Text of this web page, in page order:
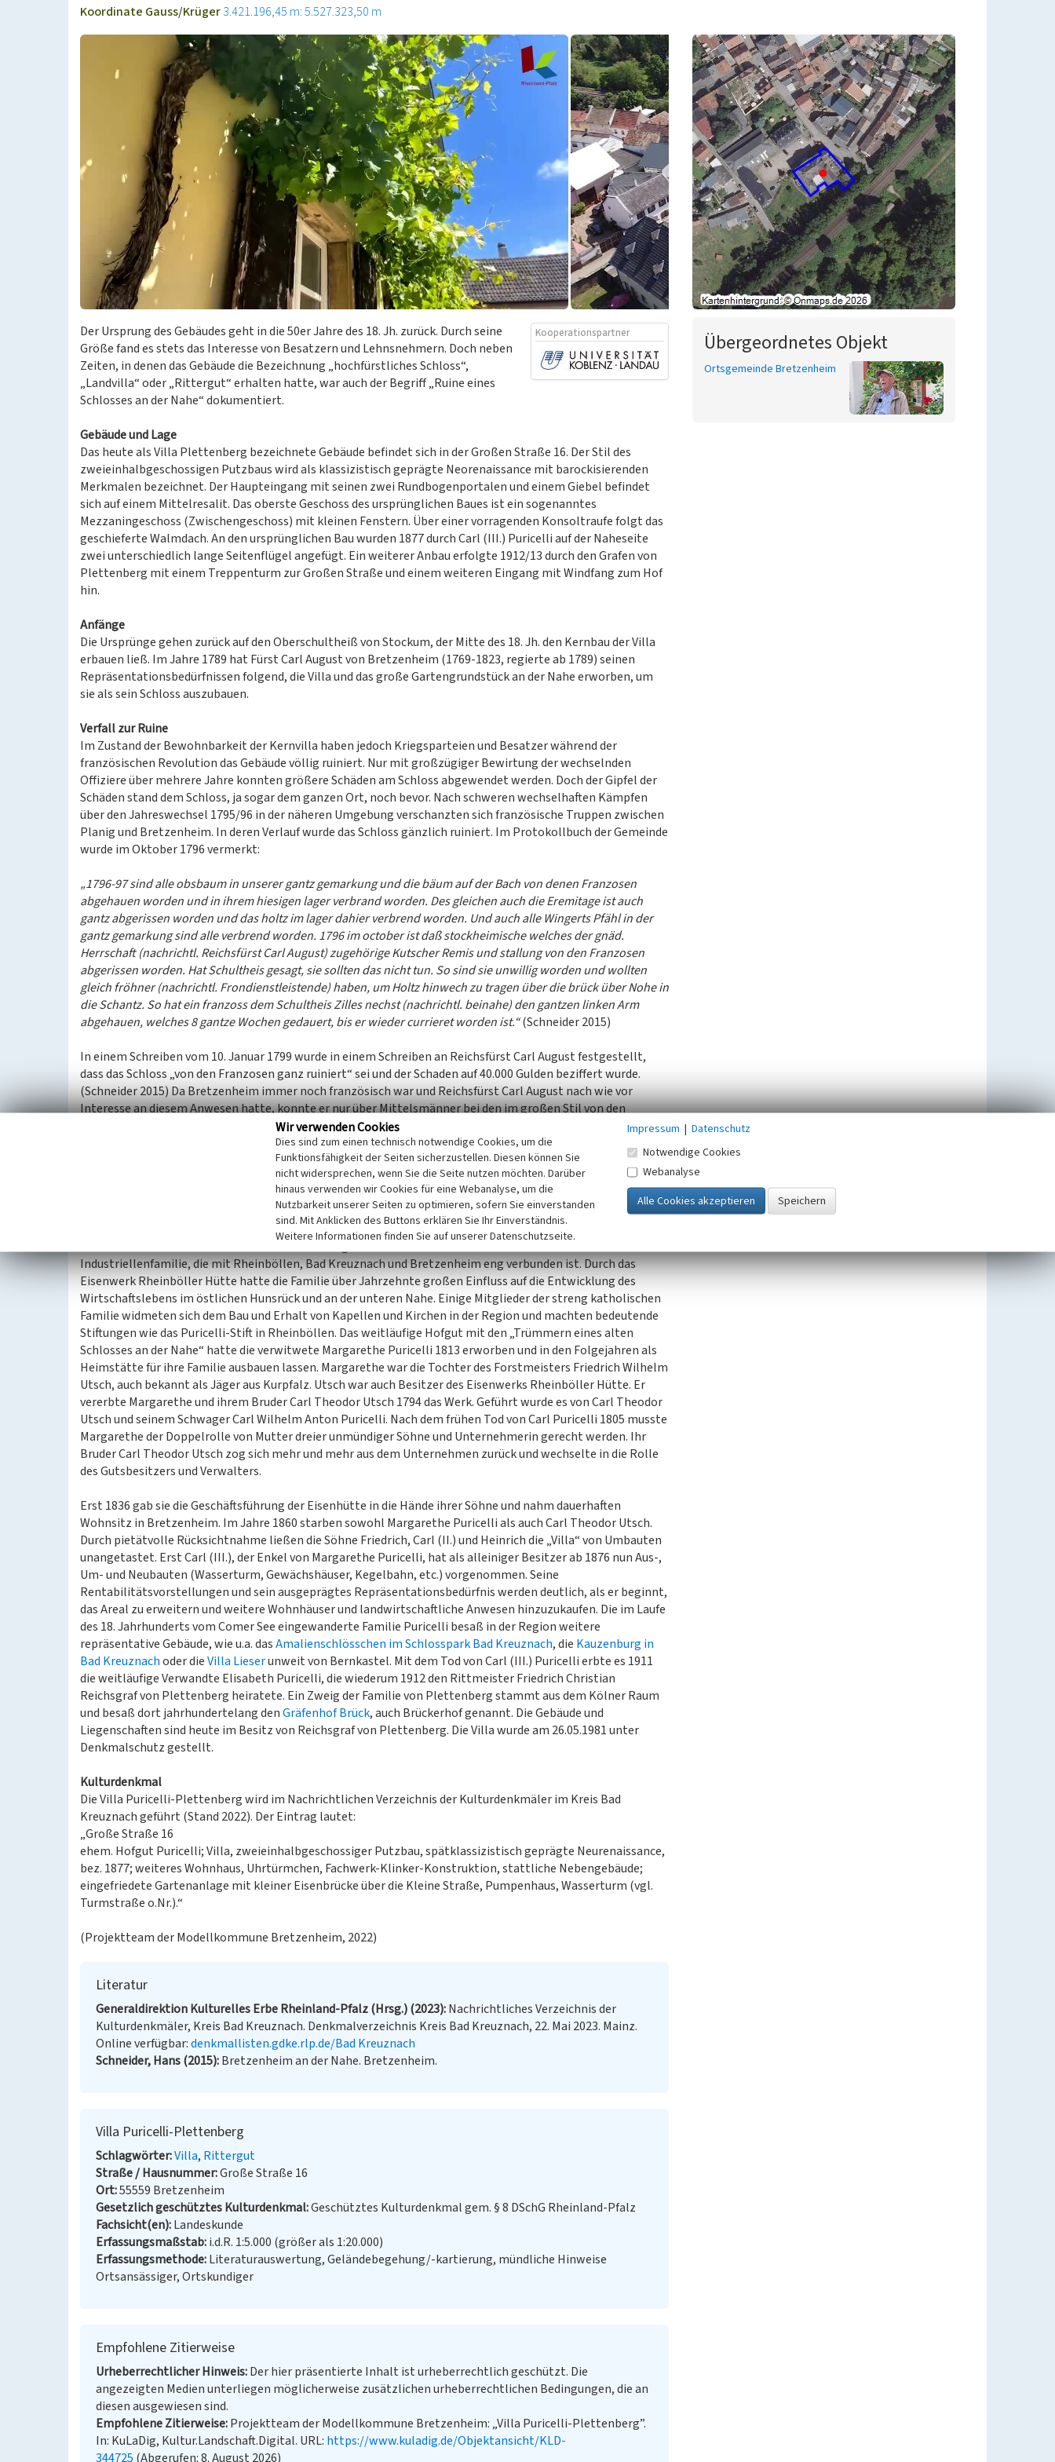
Koordinate Gauss/Krüger3.421.196,45 m: 5.527.323,50 m
Kooperationspartner
Der Ursprung des Gebäudes geht in die 50er Jahre des 18. Jh. zurück. Durch seine
Größe fand es stets das Interesse von Besatzern und Lehnsnehmern. Doch neben
Zeiten, in denen das Gebäude die Bezeichnung „hochfürstliches Schloss“,
„Landvilla“ oder „Rittergut“ erhalten hatte, war auch der Begriff „Ruine eines
Schlosses an der Nahe“ dokumentiert.
Gebäude und Lage
Das heute als Villa Plettenberg bezeichnete Gebäude befindet sich in der Großen Straße 16. Der Stil des
zweieinhalbgeschossigen Putzbaus wird als klassizistisch geprägte Neorenaissance mit barockisierenden
Merkmalen bezeichnet. Der Haupteingang mit seinen zwei Rundbogenportalen und einem Giebel befindet
sich auf einem Mittelresalit. Das oberste Geschoss des ursprünglichen Baues ist ein sogenanntes
Mezzaningeschoss (Zwischengeschoss) mit kleinen Fenstern. Über einer vorragenden Konsoltraufe folgt das
geschieferte Walmdach. An den ursprünglichen Bau wurden 1877 durch Carl (III.) Puricelli auf der Naheseite
zwei unterschiedlich lange Seitenflügel angefügt. Ein weiterer Anbau erfolgte 1912/13 durch den Grafen von
Plettenberg mit einem Treppenturm zur Großen Straße und einem weiteren Eingang mit Windfang zum Hof
hin.
Anfänge
Die Ursprünge gehen zurück auf den Oberschultheiß von Stockum, der Mitte des 18. Jh. den Kernbau der Villa
erbauen ließ. Im Jahre 1789 hat Fürst Carl August von Bretzenheim (1769-1823, regierte ab 1789) seinen
Repräsentationsbedürfnissen folgend, die Villa und das große Gartengrundstück an der Nahe erworben, um
sie als sein Schloss auszubauen.
Verfall zur Ruine
Im Zustand der Bewohnbarkeit der Kernvilla haben jedoch Kriegsparteien und Besatzer während der
französischen Revolution das Gebäude völlig ruiniert. Nur mit großzügiger Bewirtung der wechselnden
Offiziere über mehrere Jahre konnten größere Schäden am Schloss abgewendet werden. Doch der Gipfel der
Schäden stand dem Schloss, ja sogar dem ganzen Ort, noch bevor. Nach schweren wechselhaften Kämpfen
über den Jahreswechsel 1795/96 in der näheren Umgebung verschanzten sich französische Truppen zwischen
Planig und Bretzenheim. In deren Verlauf wurde das Schloss gänzlich ruiniert. Im Protokollbuch der Gemeinde
wurde im Oktober 1796 vermerkt:
„1796-97 sind alle obsbaum in unserer gantz gemarkung und die bäum auf der Bach von denen Franzosen
abgehauen worden und in ihrem hiesigen lager verbrand worden. Des gleichen auch die Eremitage ist auch
gantz abgerissen worden und das holtz im lager dahier verbrend worden. Und auch alle Wingerts Pfähl in der
gantz gemarkung sind alle verbrend worden. 1796 im october ist daß stockheimische welches der gnäd.
Herrschaft (nachrichtl. Reichsfürst Carl August) zugehörige Kutscher Remis und stallung von den Franzosen
abgerissen worden. Hat Schultheis gesagt, sie sollten das nicht tun. So sind sie unwillig worden und wollten
gleich fröhner (nachrichtl. Frondienstleistende) haben, um Holtz hinwech zu tragen über die brück über Nohe in
die Schantz. So hat ein franzoss dem Schultheis Zilles nechst (nachrichtl. beinahe) den gantzen linken Arm
abgehauen, welches 8 gantze Wochen gedauert, bis er wieder currieret worden ist.“(Schneider 2015)
In einem Schreiben vom 10. Januar 1799 wurde in einem Schreiben an Reichsfürst Carl August festgestellt,
dass das Schloss „von den Franzosen ganz ruiniert“ sei und der Schaden auf 40.000 Gulden beziffert wurde.
(Schneider 2015) Da Bretzenheim immer noch französisch war und Reichsfürst Carl August nach wie vor
Interesse an diesem Anwesen hatte, konnte er nur über Mittelsmänner bei den im großen Stil von den
Franzosen angelegten Versteigerungen (Reunionsmaßnahmen) mitbieten. Am 28. September 1803
ersteigert er die „Ruinen eines alten Schlosses mit Nebengebäuden, gelegen am Ufer der Nahe“. Für 1.400
Franc wurde der Zuschlag erteilt. (Schneider 2015) Da Reichsfürst Carl August zu diesem Zeitpunkt bereits in
Wien wohnte, musste er gezwungenermaßen den Bau eines Schlosses in Bretzenheim aufgeben und
Industriellenfamilie, die mit Rheinböllen, Bad Kreuznach und Bretzenheim eng verbunden ist. Durch das
Eisenwerk Rheinböller Hütte hatte die Familie über Jahrzehnte großen Einfluss auf die Entwicklung des
Wirtschaftslebens im östlichen Hunsrück und an der unteren Nahe. Einige Mitglieder der streng katholischen
Familie widmeten sich dem Bau und Erhalt von Kapellen und Kirchen in der Region und machten bedeutende
Stiftungen wie das Puricelli-Stift in Rheinböllen. Das weitläufige Hofgut mit den „Trümmern eines alten
Schlosses an der Nahe“ hatte die verwitwete Margarethe Puricelli 1813 erworben und in den Folgejahren als
Heimstätte für ihre Familie ausbauen lassen. Margarethe war die Tochter des Forstmeisters Friedrich Wilhelm
Utsch, auch bekannt als Jäger aus Kurpfalz. Utsch war auch Besitzer des Eisenwerks Rheinböller Hütte. Er
vererbte Margarethe und ihrem Bruder Carl Theodor Utsch 1794 das Werk. Geführt wurde es von Carl Theodor
Utsch und seinem Schwager Carl Wilhelm Anton Puricelli. Nach dem frühen Tod von Carl Puricelli 1805 musste
Margarethe der Doppelrolle von Mutter dreier unmündiger Söhne und Unternehmerin gerecht werden. Ihr
Bruder Carl Theodor Utsch zog sich mehr und mehr aus dem Unternehmen zurück und wechselte in die Rolle
des Gutsbesitzers und Verwalters.
Erst 1836 gab sie die Geschäftsführung der Eisenhütte in die Hände ihrer Söhne und nahm dauerhaften
Wohnsitz in Bretzenheim. Im Jahre 1860 starben sowohl Margarethe Puricelli als auch Carl Theodor Utsch.
Durch pietätvolle Rücksichtnahme ließen die Söhne Friedrich, Carl (II.) und Heinrich die „Villa“ von Umbauten
unangetastet. Erst Carl (III.), der Enkel von Margarethe Puricelli, hat als alleiniger Besitzer ab 1876 nun Aus-,
Um- und Neubauten (Wasserturm, Gewächshäuser, Kegelbahn, etc.) vorgenommen. Seine
Rentabilitätsvorstellungen und sein ausgeprägtes Repräsentationsbedürfnis werden deutlich, als er beginnt,
das Areal zu erweitern und weitere Wohnhäuser und landwirtschaftliche Anwesen hinzuzukaufen. Die im Laufe
des 18. Jahrhunderts vom Comer See eingewanderte Familie Puricelli besaß in der Region weitere
repräsentative Gebäude, wie u.a. dasAmalienschlösschen im Schlosspark Bad Kreuznach, die Kauzenburg in
Bad Kreuznachoder dieVilla Lieserunweit von Bernkastel. Mit dem Tod von Carl (III.) Puricelli erbte es 1911
die weitläufige Verwandte Elisabeth Puricelli, die wiederum 1912 den Rittmeister Friedrich Christian
Reichsgraf von Plettenberg heiratete. Ein Zweig der Familie von Plettenberg stammt aus dem Kölner Raum
und besaß dort jahrhundertelang denGräfenhof Brück, auch Brückerhof genannt. Die Gebäude und
Liegenschaften sind heute im Besitz von Reichsgraf von Plettenberg. Die Villa wurde am 26.05.1981 unter
Denkmalschutz gestellt.
Kulturdenkmal
Die Villa Puricelli-Plettenberg wird im Nachrichtlichen Verzeichnis der Kulturdenkmäler im Kreis Bad
Kreuznach geführt (Stand 2022). Der Eintrag lautet:
„Große Straße 16
ehem. Hofgut Puricelli; Villa, zweieinhalbgeschossiger Putzbau, spätklassizistisch geprägte Neurenaissance,
bez. 1877; weiteres Wohnhaus, Uhrtürmchen, Fachwerk-Klinker-Konstruktion, stattliche Nebengebäude;
eingefriedete Gartenanlage mit kleiner Eisenbrücke über die Kleine Straße, Pumpenhaus, Wasserturm (vgl.
Turmstraße o.Nr.).“
(Projektteam der Modellkommune Bretzenheim, 2022)
Literatur
Generaldirektion Kulturelles Erbe Rheinland-Pfalz (Hrsg.) (2023) Nachrichtliches Verzeichnis der
Kulturdenkmäler, Kreis Bad Kreuznach. Denkmalverzeichnis Kreis Bad Kreuznach, 22. Mai 2023. Mainz.
Online verfügbar:denkmallisten.gdke.rlp.de/Bad Kreuznach
Schneider, Hans (2015) Bretzenheim an der Nahe. Bretzenheim.
Villa Puricelli-Plettenberg
Schlagwörter Villa Rittergut
Straße / Hausnummer Große Straße 16
Ort 55559 Bretzenheim
Gesetzlich geschütztes Kulturdenkmal Geschütztes Kulturdenkmal gem. § 8 DSchG Rheinland-Pfalz
Fachsicht(en) Landeskunde
Erfassungsmaßstab i.d.R. 1:5.000 (größer als 1:20.000)
Erfassungsmethode Literaturauswertung, Geländebegehung/-kartierung, mündliche Hinweise
Ortsansässiger, Ortskundiger
Empfohlene Zitierweise
Urheberrechtlicher Hinweis Der hier präsentierte Inhalt ist urheberrechtlich geschützt. Die
angezeigten Medien unterliegen möglicherweise zusätzlichen urheberrechtlichen Bedingungen, die an
diesen ausgewiesen sind.
Empfohlene Zitierweise Projektteam der Modellkommune Bretzenheim: „Villa Puricelli-Plettenberg”.
In: KuLaDig, Kultur.Landschaft.Digital. URL: https://www.kuladig.de/Objektansicht/KLD-
344725 (Abgerufen: 8. August 2026)
Übergeordnetes Objekt
Ortsgemeinde Bretzenheim
Wir verwenden Cookies
Dies sind zum einen technisch notwendige Cookies, um die
Funktionsfähigkeit der Seiten sicherzustellen. Diesen können Sie
nicht widersprechen, wenn Sie die Seite nutzen möchten. Darüber
hinaus verwenden wir Cookies für eine Webanalyse, um die
Nutzbarkeit unserer Seiten zu optimieren, sofern Sie einverstanden
sind. Mit Anklicken des Buttons erklären Sie Ihr Einverständnis.
Weitere Informationen finden Sie auf unserer Datenschutzseite.
Impressum | Datenschutz
Notwendige Cookies
Webanalyse